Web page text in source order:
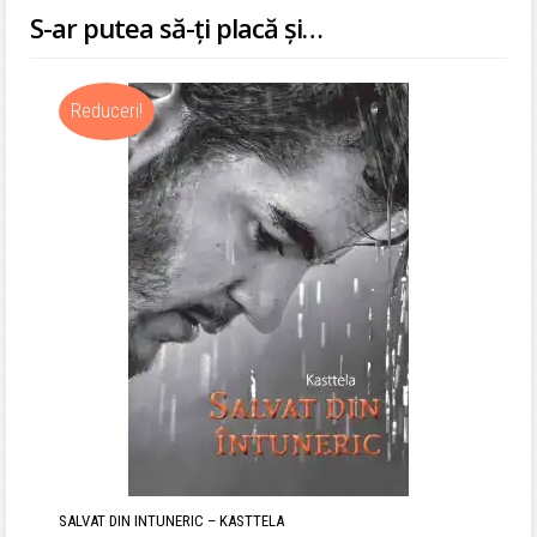
S-ar putea să-ți placă și…
Reduceri!
SALVAT DIN INTUNERIC – KASTTELA